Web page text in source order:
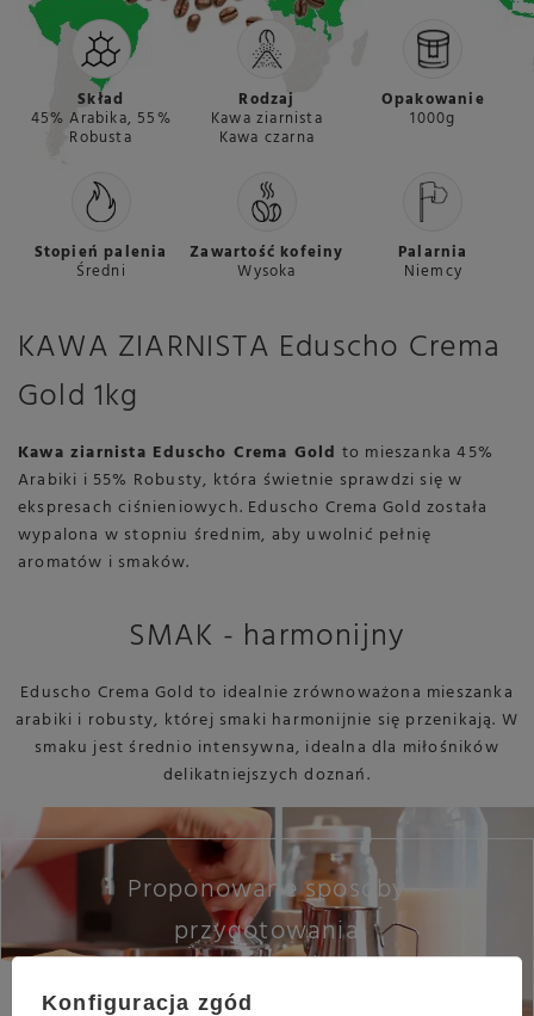
Skład
45% Arabika, 55%
Robusta
Rodzaj
Kawa ziarnista
Kawa czarna
Opakowanie
1000g
Stopień palenia
Średni
Zawartość kofeiny
Wysoka
Palarnia
Niemcy
KAWA ZIARNISTA Eduscho Crema
Gold 1kg
Kawa ziarnista Eduscho Crema Gold to mieszanka 45%
Arabiki i 55% Robusty, która świetnie sprawdzi się w
ekspresach ciśnieniowych. Eduscho Crema Gold została
wypalona w stopniu średnim, aby uwolnić pełnię
aromatów i smaków.
SMAK - harmonijny
Eduscho Crema Gold to idealnie zrównoważona mieszanka
arabiki i robusty, której smaki harmonijnie się przenikają. W
smaku jest średnio intensywna, idealna dla miłośników
delikatniejszych doznań.
Proponowane sposoby
przygotowania
Konfiguracja zgód